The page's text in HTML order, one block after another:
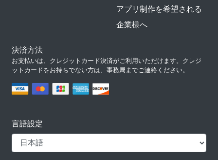
アプリ制作を希望される
企業様へ
決済方法
お支払いは、クレジットカード決済がご利用いただけます。クレジ
ットカードをお持ちでない方は、事務局までご連絡ください。
言語設定